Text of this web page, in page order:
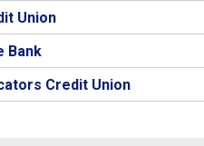
Union
Bank
Credit Union